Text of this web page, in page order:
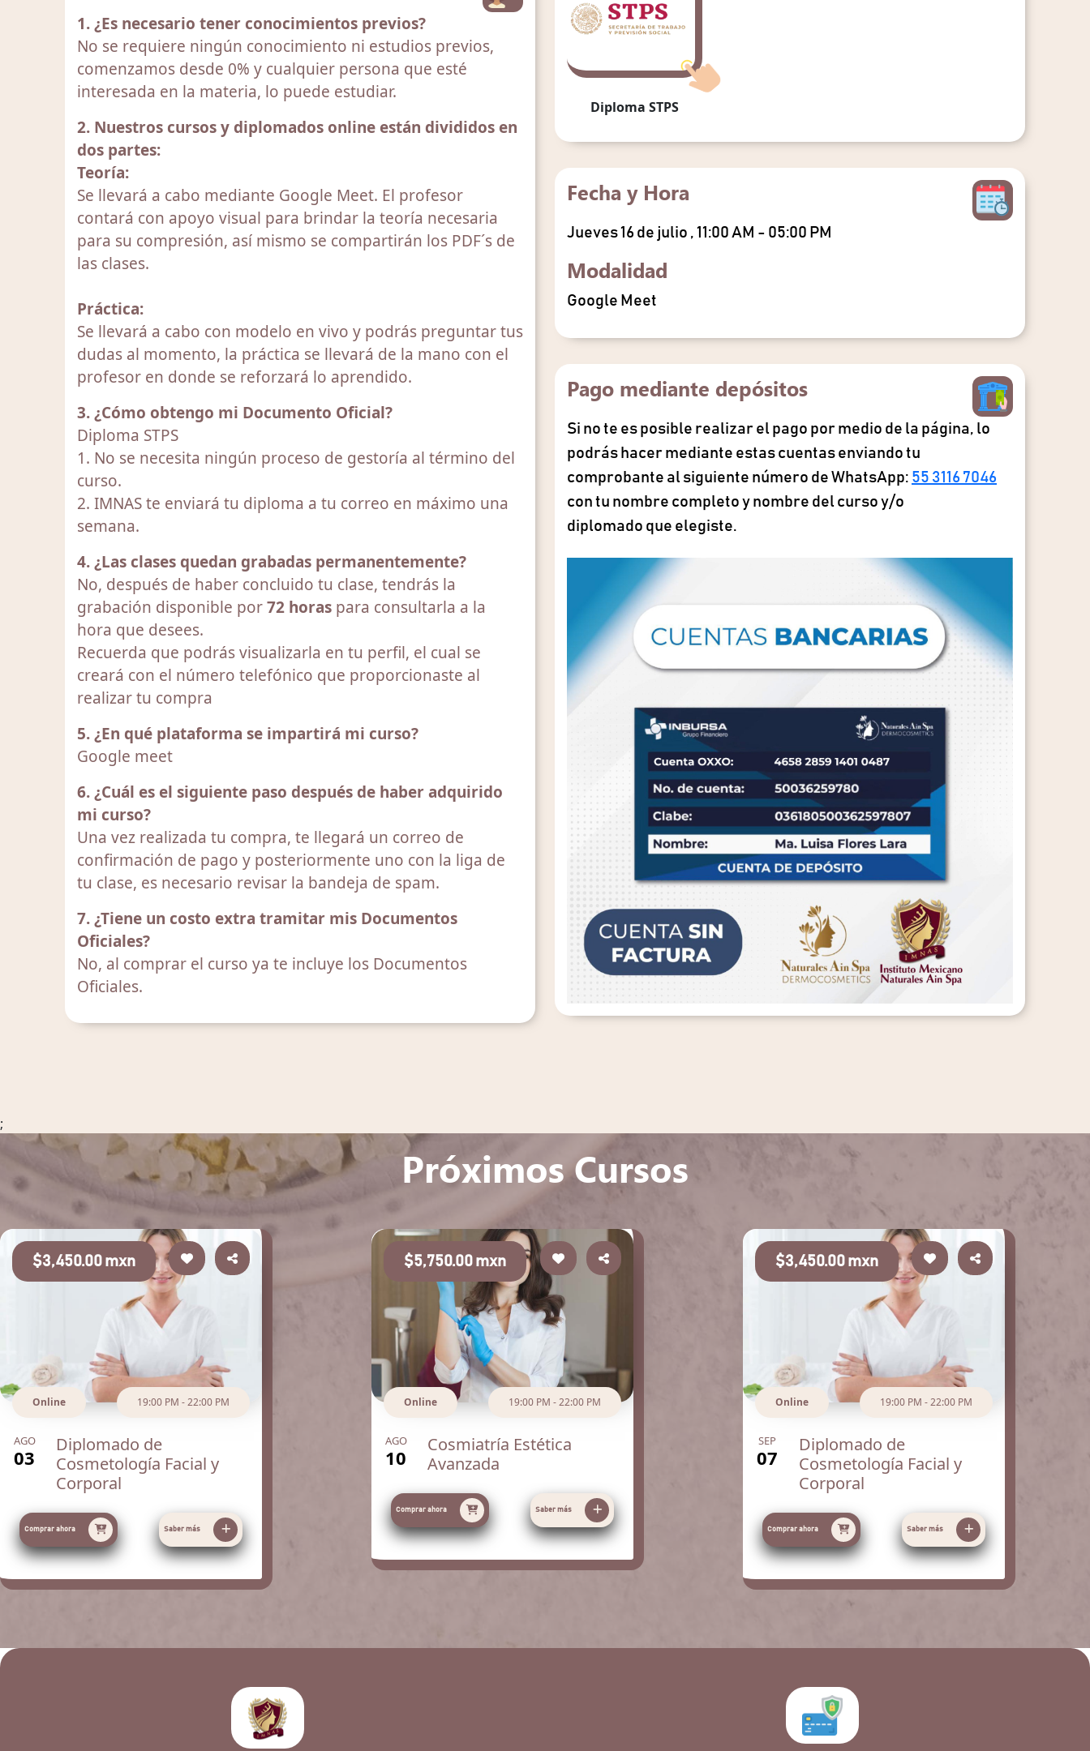
1. ¿Es necesario tener conocimientos previos?
No se requiere ningún conocimiento ni estudios previos,
comenzamos desde 0% y cualquier persona que esté
interesada en la materia, lo puede estudiar.
2. Nuestros cursos y diplomados online están divididos en
dos partes:
Teoría:
Se llevará a cabo mediante Google Meet. El profesor
contará con apoyo visual para brindar la teoría necesaria
para su compresión, así mismo se compartirán los PDF´s de
las clases.
Práctica:
Se llevará a cabo con modelo en vivo y podrás preguntar tus
dudas al momento, la práctica se llevará de la mano con el
profesor en donde se reforzará lo aprendido.
3. ¿Cómo obtengo mi Documento Oficial?
Diploma STPS
1. No se necesita ningún proceso de gestoría al término del
curso.
2. IMNAS te enviará tu diploma a tu correo en máximo una
semana.
4. ¿Las clases quedan grabadas permanentemente?
No, después de haber concluido tu clase, tendrás la
grabación disponible por72 horas para consultarla a la
hora que desees.
Recuerda que podrás visualizarla en tu perfil, el cual se
creará con el número telefónico que proporcionaste al
realizar tu compra
5. ¿En qué plataforma se impartirá mi curso?
Google meet
6. ¿Cuál es el siguiente paso después de haber adquirido
mi curso?
Una vez realizada tu compra, te llegará un correo de
confirmación de pago y posteriormente uno con la liga de
tu clase, es necesario revisar la bandeja de spam.
7. ¿Tiene un costo extra tramitar mis Documentos
Oficiales?
No, al comprar el curso ya te incluye los Documentos
Oficiales.
Diploma STPS
Fecha y Hora
Jueves 16 de julio , 11:00 AM - 05:00 PM
Modalidad
Google Meet
Pago mediante depósitos
Si no te es posible realizar el pago por medio de la página, lo
podrás hacer mediante estas cuentas enviando tu
comprobante al siguiente número de WhatsApp: 55 3116 7046
con tu nombre completo y nombre del curso y/o
diplomado que elegiste.
;
Próximos Cursos
$3,450.00 mxn
Online 19:00 PM - 22:00 PM
AGO
03
Diplomado de
Cosmetología Facial y
Corporal
Comprar ahora Saber más
$5,750.00 mxn
Online 19:00 PM - 22:00 PM
AGO
10
Cosmiatría Estética
Avanzada
Comprar ahora Saber más
$3,450.00 mxn
Online 19:00 PM - 22:00 PM
SEP
07
Diplomado de
Cosmetología Facial y
Corporal
Comprar ahora Saber más